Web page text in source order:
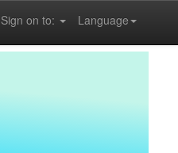
Language
Sign on to: